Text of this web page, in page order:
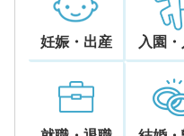
妊娠・出産 入園